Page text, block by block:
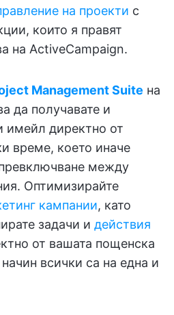
на проекти с
които я правят
на ActiveCampaign.
Management Suite на
да получавате и
имейл директно от
време, което иначе
между
Оптимизирайте
кампании, като
задачи и действия
от вашата пощенска
всички са на една и